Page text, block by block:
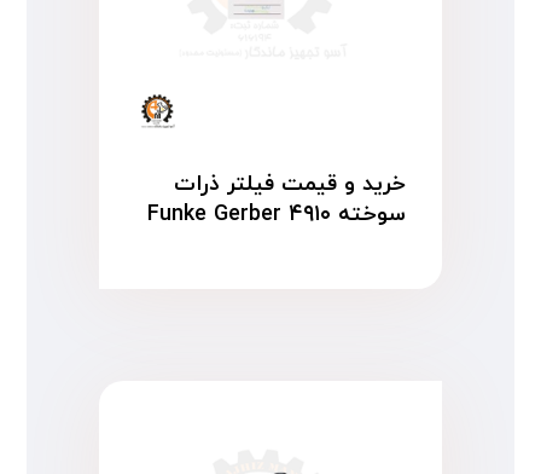
خرید و قیمت فیلتر ذرات
سوخته Funke Gerber ۴۹۱۰